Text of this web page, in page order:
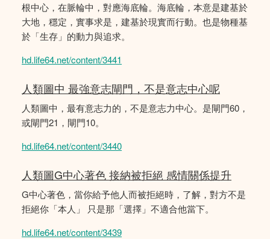
根中心，在脈輪中，對應海底輪。海底輪，本意是建基於
大地，穩定，實事求是，建基於現實而行動。也是物種基
於「生存」的動力與追求。
hd.life64.net/content/3441
人類圖中 最強意志閘門，不是意志中心呢
人類圖中，最有意志力的，不是意志力中心。是閘門60，
或閘門21，閘門10。
hd.life64.net/content/3440
人類圖G中心著色 接納被拒絕 感情關係提升
G中心著色，當你給予他人而被拒絕時，了解，對方不是
拒絕你「本人」 只是那「選擇」不適合他當下。
hd.life64.net/content/3439